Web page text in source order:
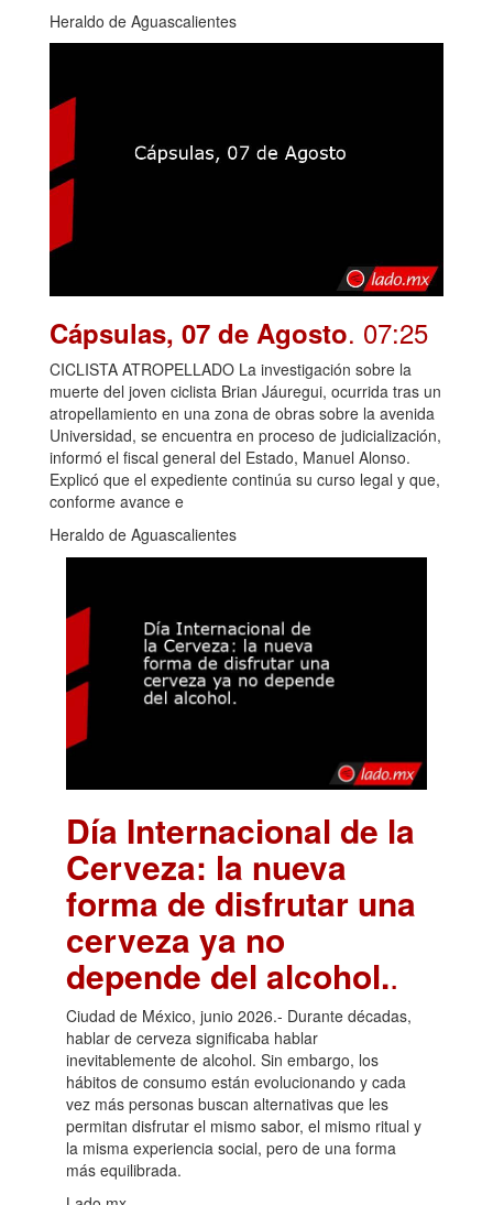
Heraldo de Aguascalientes
Cápsulas, 07 de Agosto. 07:25
CICLISTA ATROPELLADO La investigación sobre la
muerte del joven ciclista Brian Jáuregui, ocurrida tras un
atropellamiento en una zona de obras sobre la avenida
Universidad, se encuentra en proceso de judicialización,
informó el fiscal general del Estado, Manuel Alonso.
Explicó que el expediente continúa su curso legal y que,
conforme avance e
Heraldo de Aguascalientes
Día Internacional de la
Cerveza: la nueva
forma de disfrutar una
cerveza ya no
depende del alcohol..
Ciudad de México, junio 2026.- Durante décadas,
hablar de cerveza significaba hablar
inevitablemente de alcohol. Sin embargo, los
hábitos de consumo están evolucionando y cada
vez más personas buscan alternativas que les
permitan disfrutar el mismo sabor, el mismo ritual y
la misma experiencia social, pero de una forma
más equilibrada.